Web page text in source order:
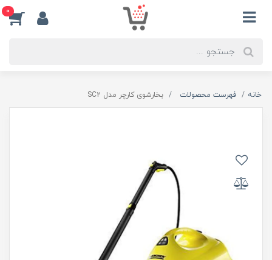
0
خانه فهرست محصولات بخارشوی کارچر مدل SC2